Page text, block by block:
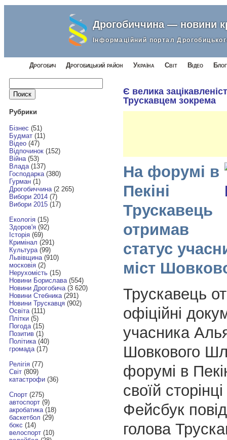
Дрогобиччина — новини
Інформаційний портал
Дрогобич Дрогобицький район Україна Світ Відео
Найти:
Рубрики
Бізнес (51)
Будмат(11)
Відео(47)
Відпочинок(152)
Війна(53)
Влада(137)
Господарка(380)
Гурман(1)
Дрогобиччина(2 265)
Вибори 2014(7)
Вибори 2015(17)
Екологія(15)
Здоров'я(92)
Історія(69)
Кримінал (291)
Культура(99)
Львівщина(910)
московія(2)
Нерухомість(15)
Новини Борислава(554)
Новини Дрогобича(3 620)
Новини Стебника(291)
Новини Трускавця(902)
Освіта(111)
Плітки(5)
Погода(15)
Позитив(1)
Політика(40)
громада(17)
Релігія(77)
Світ(809)
катастрофи(36)
Спорт(275)
автоспорт(9)
акробатика(18)
баскетбол (29)
бокс (14)
велоспорт(10)
Є велика
Трускавцем зокрема
На форумі в
Пекіні
Трускавець
отримав
статус
міст
Трускавець
офіційні
учасника
Шовкового
форумі в
своїй
Фейсбук
голова